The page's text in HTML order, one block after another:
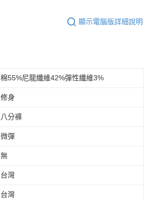
顯示電腦版詳細說明
棉55%尼龍纖維42%彈性纖維3%
修身
八分褲
微彈
無
台灣
台灣